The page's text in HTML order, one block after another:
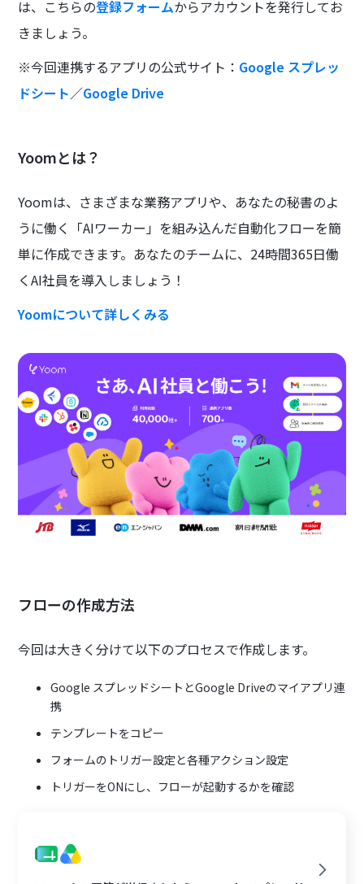
は、こちらの登録フォームからアカウントを発行してお
きましょう。
※今回連携するアプリの公式サイト： Google スプレッ
ドシート／Google Drive
Yoomとは？
Yoomは、さまざまな業務アプリや、あなたの秘書のよ
うに働く「AIワーカー」を組み込んだ自動化フローを簡
単に作成できます。あなたのチームに、24時間365日働
くAI社員を導入しましょう！
Yoomについて詳しくみる
フローの作成方法
今回は大きく分けて以下のプロセスで作成します。
Google スプレッドシートとGoogle Driveのマイアプリ連
携
テンプレートをコピー
フォームのトリガー設定と各種アクション設定
トリガーをONにし、フローが起動するかを確認